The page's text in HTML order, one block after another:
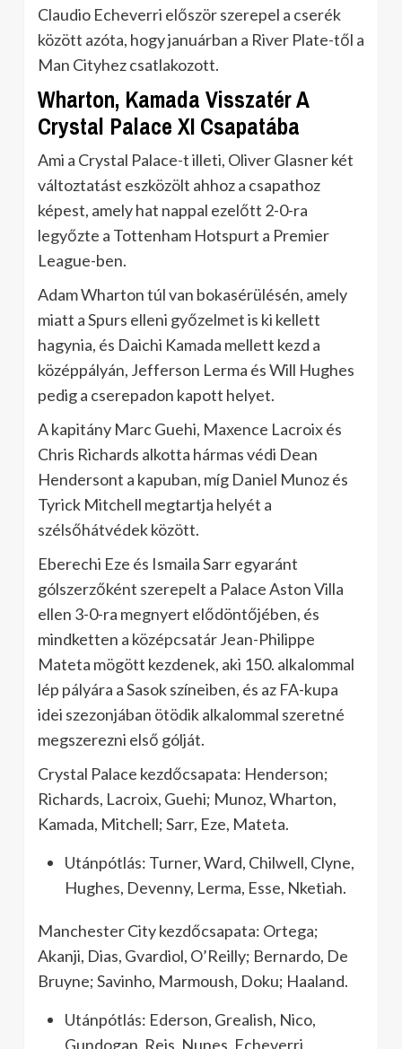
Claudio Echeverri először szerepel a cserék
között azóta, hogy januárban a River Plate-től a
Man Cityhez csatlakozott.
Wharton, Kamada Visszatér A
Crystal Palace XI Csapatába
Ami a Crystal Palace-t illeti, Oliver Glasner két
változtatást eszközölt ahhoz a csapathoz
képest, amely hat nappal ezelőtt 2-0-ra
legyőzte a Tottenham Hotspurt a Premier
League-ben.
Adam Wharton túl van bokasérülésén, amely
miatt a Spurs elleni győzelmet is ki kellett
hagynia, és Daichi Kamada mellett kezd a
középpályán, Jefferson Lerma és Will Hughes
pedig a cserepadon kapott helyet.
A kapitány Marc Guehi, Maxence Lacroix és
Chris Richards alkotta hármas védi Dean
Hendersont a kapuban, míg Daniel Munoz és
Tyrick Mitchell megtartja helyét a
szélsőhátvédek között.
Eberechi Eze és Ismaila Sarr egyaránt
gólszerzőként szerepelt a Palace Aston Villa
ellen 3-0-ra megnyert elődöntőjében, és
mindketten a középcsatár Jean-Philippe
Mateta mögött kezdenek, aki 150. alkalommal
lép pályára a Sasok színeiben, és az FA-kupa
idei szezonjában ötödik alkalommal szeretné
megszerezni első gólját.
Crystal Palace kezdőcsapata: Henderson;
Richards, Lacroix, Guehi; Munoz, Wharton,
Kamada, Mitchell; Sarr, Eze, Mateta.
Utánpótlás: Turner, Ward, Chilwell, Clyne,
Hughes, Devenny, Lerma, Esse, Nketiah.
Manchester City kezdőcsapata: Ortega;
Akanji, Dias, Gvardiol, O’Reilly; Bernardo, De
Bruyne; Savinho, Marmoush, Doku; Haaland.
Utánpótlás: Ederson, Grealish, Nico,
Gundogan, Reis, Nunes, Echeverri,